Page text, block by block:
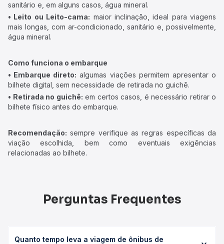
sanitário e, em alguns casos, água mineral.
• Leito ou Leito-cama: maior inclinação, ideal para viagens
mais longas, com ar-condicionado, sanitário e, possivelmente,
água mineral.
Como funciona o embarque
• Embarque direto: algumas viações permitem apresentar o
bilhete digital, sem necessidade de retirada no guichê.
• Retirada no guichê: em certos casos, é necessário retirar o
bilhete físico antes do embarque.
Recomendação: sempre verifique as regras específicas da
viação escolhida, bem como eventuais exigências
relacionadas ao bilhete.
Perguntas Frequentes
Quanto tempo leva a viagem de ônibus de